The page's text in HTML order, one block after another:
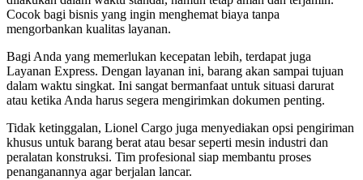
Cocok bagi bisnis yang ingin menghemat biaya tanpa
mengorbankan kualitas layanan.
Bagi Anda yang memerlukan kecepatan lebih, terdapat juga
Layanan Express. Dengan layanan ini, barang akan sampai tujuan
dalam waktu singkat. Ini sangat bermanfaat untuk situasi darurat
atau ketika Anda harus segera mengirimkan dokumen penting.
Tidak ketinggalan, Lionel Cargo juga menyediakan opsi pengiriman
khusus untuk barang berat atau besar seperti mesin industri dan
peralatan konstruksi. Tim profesional siap membantu proses
penanganannya agar berjalan lancar.